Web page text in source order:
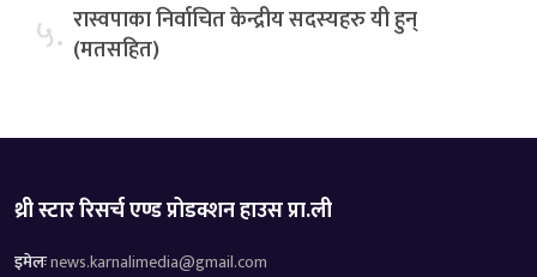
५. रास्वपाका निर्वाचित केन्द्रीय सदस्यहरु यी हुन्
(मतसहित)
थ्री स्टार रिसर्च एण्ड प्रोडक्शन हाउस प्रा.ली
इमेलःnews.karnalimedia@gmail.com